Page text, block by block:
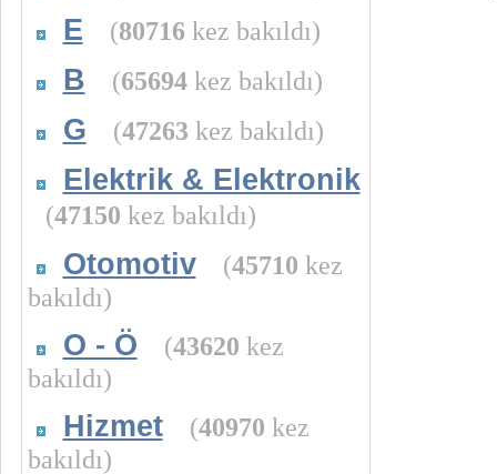
E (80716 kez bakıldı)
B (65694kez bakıldı)
G (47263 kez bakıldı)
Elektrik & Elektronik
(47150 kez bakıldı)
Otomotiv (45710 kez
bakıldı)
O - Ö (43620 kez
bakıldı)
Hizmet (40970 kez
bakıldı)